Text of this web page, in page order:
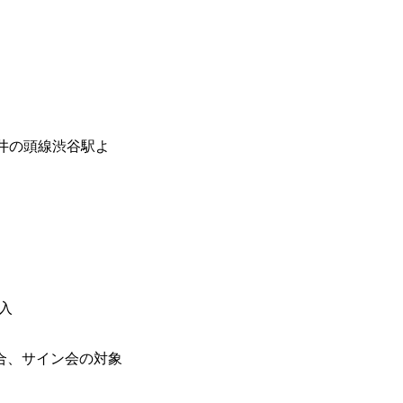
の頭線渋谷駅よ
、サイン会の対象